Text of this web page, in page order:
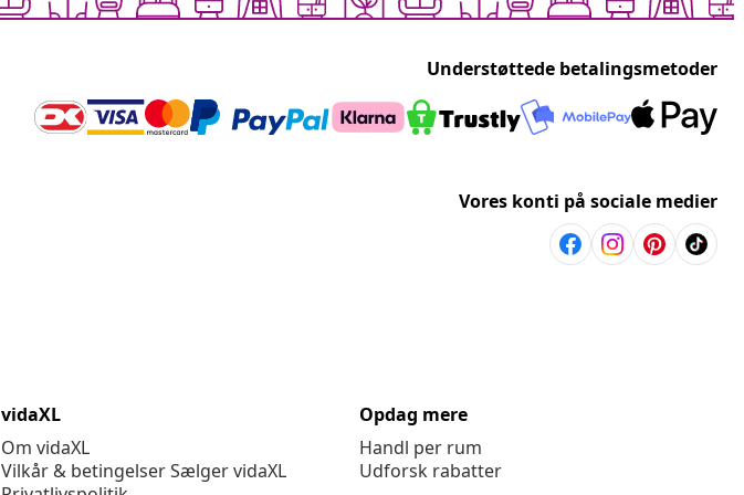
Understøttede betalingsmetoder
Vores konti på sociale medier
vidaXL
Om vidaXL
Vilkår & betingelser Sælger vidaXL
Opdag mere
Handl per rum
Udforsk rabatter